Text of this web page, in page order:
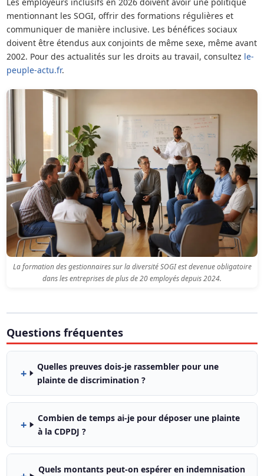
mentionnant les SOGI, offrir des formations régulières et
communiquer de manière inclusive. Les bénéfices sociaux
doivent être étendus aux conjoints de même sexe, même avant
2002. Pour des actualités sur les droits au travail, consultez le-
peuple-actu.fr.
La formation des gestionnaires sur la diversité SOGI est devenue obligatoire
dans les entreprises de plus de 20 employés depuis 2024.
Questions fréquentes
Quelles preuves dois-je rassembler pour une
plainte de discrimination ?
Combien de temps ai-je pour déposer une plainte
à la CDPDJ ?
Quels montants peut-on espérer en indemnisation